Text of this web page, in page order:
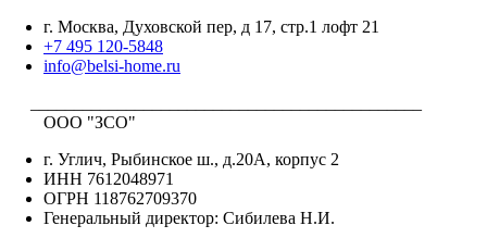
г. Москва, Духовской пер, д 17, стр.1 лофт 21
+7 495 120-5848
info@belsi-home.ru
ООО "ЗСО"
г. Углич, Рыбинское ш., д.20А, корпус 2
ИНН 7612048971
ОГРН 118762709370
Генеральный директор: Сибилева Н.И.